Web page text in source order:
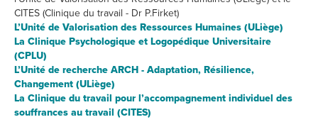
CITES (Clinique du travail - Dr P.Firket)
L’Unité de Valorisation des Ressources Humaines (ULiège)
La Clinique Psychologique et Logopédique Universitaire
(CPLU)
L’Unité de recherche ARCH - Adaptation, Résilience,
Changement (ULiège)
La Clinique du travail pour l’accompagnement individuel des
souffrances au travail (CITES)